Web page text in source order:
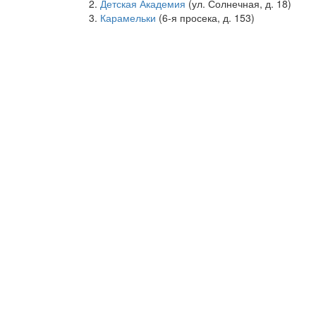
Детская Академия (ул. Солнечная, д. 18)
Карамельки (6-я просека, д. 153)